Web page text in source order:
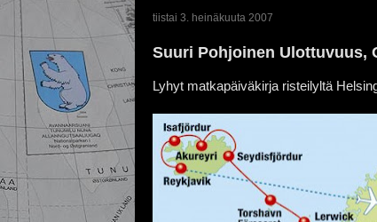
tiistai 3. heinäkuuta 2007
Suuri Pohjoinen Ulottuvuus,
Lyhyt matkapäiväkirja risteilyltä